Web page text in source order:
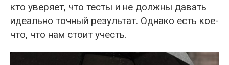
кто уверяет, что тесты и не должны давать
идеально точный результат. Однако есть кое-
что, что нам стоит учесть.